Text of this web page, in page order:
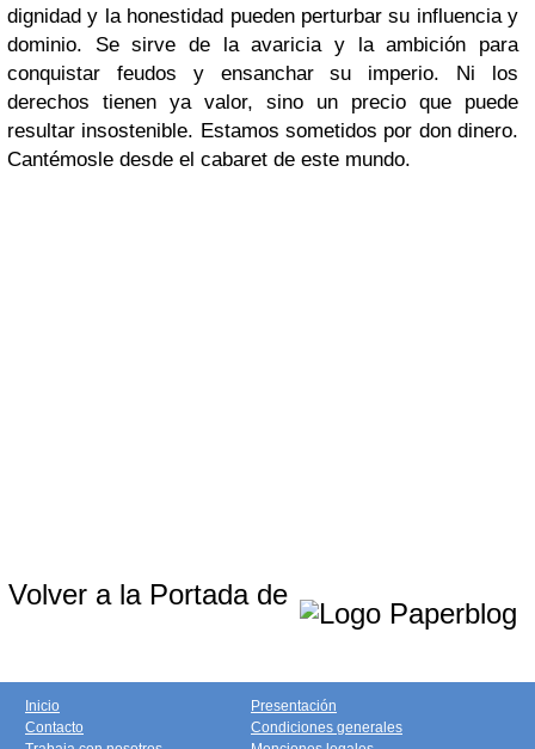
dignidad y la honestidad pueden perturbar su influencia y
dominio. Se sirve de la avaricia y la ambición para
conquistar feudos y ensanchar su imperio. Ni los
derechos tienen ya valor, sino un precio que puede
resultar insostenible. Estamos sometidos por don dinero.
Cantémosle desde el cabaret de este mundo.
Volver a la Portada de
Inicio
Contacto
Presentación
Condiciones generales